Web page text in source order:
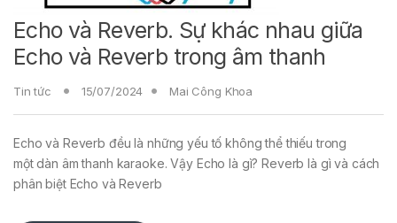
Echo và Reverb. Sự khác nhau giữa
Echo và Reverb trong âm thanh
Tin tức 15/07/2024 Mai Công Khoa
Echo và Reverb đều là những yếu tố không thể thiếu trong
một dàn âm thanh karaoke. Vậy Echo là gì? Reverb là gì và cách
phân biệt Echo và Reverb